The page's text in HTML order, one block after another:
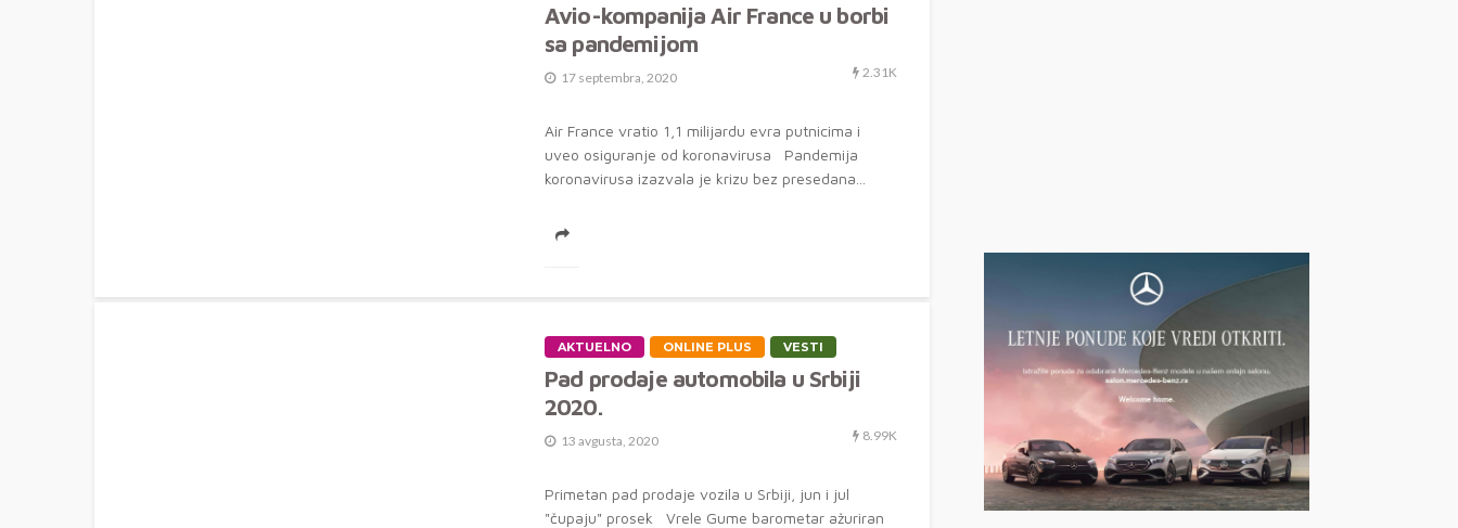
Avio-kompanija Air France u borbi
sa pandemijom
17 septembra, 2020 2.31K
Air France vratio 1,1 milijardu evra putnicima i
uveo osiguranje od koronavirusa Pandemija
koronavirusa izazvala je krizu bez presedana...
AKTUELNO ONLINE PLUS VESTI
Pad prodaje automobila u Srbiji
2020.
13 avgusta, 2020 8.99K
Primetan pad prodaje vozila u Srbiji, jun i jul
"čupaju" prosek Vrele Gume barometar ažuriran